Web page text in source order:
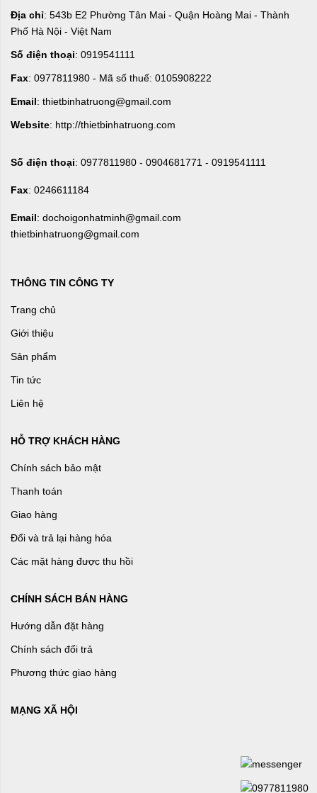
Địa chỉ: 543b E2 Phường Tân Mai - Quận Hoàng Mai - Thành
Phố Hà Nội - Việt Nam
Số điện thoại: 0919541111
Fax: 0977811980 - Mã số thuế: 0105908222
Email: thietbinhatruong@gmail.com
Website: http://thietbinhatruong.com
Số điện thoại: 0977811980 - 0904681771 - 0919541111
Fax: 0246611184
Email: dochoigonhatminh@gmail.com
thietbinhatruong@gmail.com
THÔNG TIN CÔNG TY
Trang chủ
Giới thiệu
Sản phẩm
Tin tức
Liên hệ
HỖ TRỢ KHÁCH HÀNG
Chính sách bảo mật
Thanh toán
Giao hàng
Đổi và trả lại hàng hóa
Các mặt hàng được thu hồi
CHÍNH SÁCH BÁN HÀNG
Hướng dẫn đặt hàng
Chính sách đổi trả
Phương thức giao hàng
MẠNG XÃ HỘI